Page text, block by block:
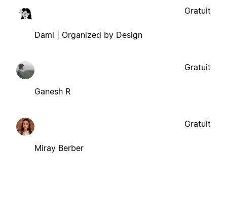
Dami | Organized by Design
Gratuit
Ganesh R
Gratuit
Miray Berber
Gratuit